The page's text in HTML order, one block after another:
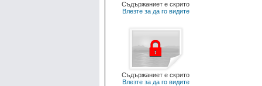
Съдържаниет е скрито
Влезте за да го видите
Съдържаниет е скрито
Влезте за да го видите